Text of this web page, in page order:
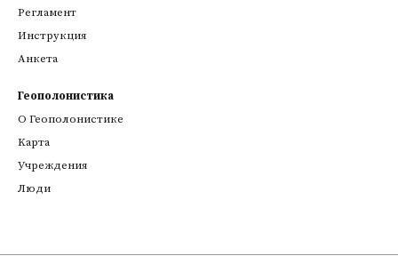
Регламент
Инструкция
Анкета
Геополонистика
О Геополонистике
Kарта
Учреждения
Люди